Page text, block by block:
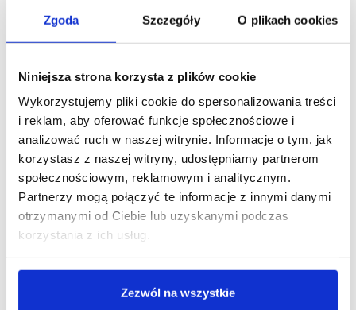
Zgoda Szczegóły O plikach cookies
Niniejsza strona korzysta z plików cookie
Wykorzystujemy pliki cookie do spersonalizowania treści
i reklam, aby oferować funkcje społecznościowe i
analizować ruch w naszej witrynie. Informacje o tym, jak
korzystasz z naszej witryny, udostępniamy partnerom
społecznościowym, reklamowym i analitycznym.
Partnerzy mogą połączyć te informacje z innymi danymi
otrzymanymi od Ciebie lub uzyskanymi podczas
korzystania z ich usług.
Zezwól na wszystkie
1 000+
Wykonanych endoskopowych operacji
Historie pacjentów
Operacja endoskopowa zmienia życie pacjentów.
sprawności. Poznajcie historie osób, którym pomógł